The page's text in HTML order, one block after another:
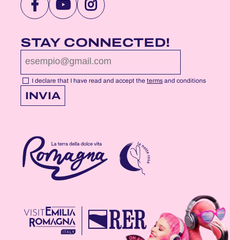
VISIT
FACEBOOK
PROFILE
PAGE
VISIT
YOUTUBE
PROFILE
PAGE
VISIT
INSTAGRAM
PROFILE
PAGE
STAY CONNECTED!
I declare that I have read and accept the terms and conditions
INVIA